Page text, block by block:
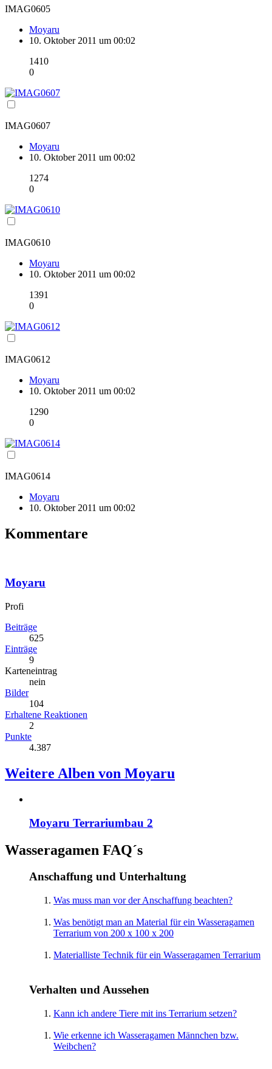
IMAG0605
Moyaru
10. Oktober 2011 um 00:02
1410
0
IMAG0607
Moyaru
10. Oktober 2011 um 00:02
1274
0
IMAG0610
Moyaru
10. Oktober 2011 um 00:02
1391
0
IMAG0612
Moyaru
10. Oktober 2011 um 00:02
1290
0
IMAG0614
Moyaru
10. Oktober 2011 um 00:02
Kommentare
Moyaru
Profi
Beiträge
625
Einträge
9
Karteneintrag
nein
Bilder
104
Erhaltene Reaktionen
2
Punkte
4.387
Weitere Alben von Moyaru
Moyaru Terrariumbau 2
Wasseragamen FAQ´s
Anschaffung und Unterhaltung
Was muss man vor der Anschaffung beachten?
Was benötigt man an Material für ein Wasseragamen
Terrarium von 200 x 100 x 200
Materialliste Technik für ein Wasseragamen Terrarium
Verhalten und Aussehen
Kann ich andere Tiere mit ins Terrarium setzen?
Wie erkenne ich Wasseragamen Männchen bzw.
Weibchen?